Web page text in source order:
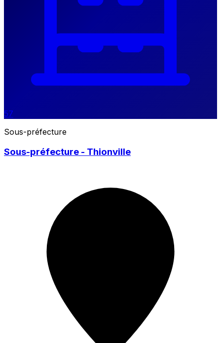
57
Sous-préfecture
Sous-préfecture - Thionville